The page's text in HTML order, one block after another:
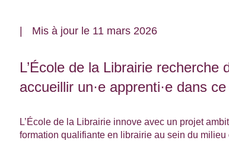
Mis à jour le 11 mars 2026
L’École de la Librairie recherche
accueillir un·e apprenti·e dans
L’École de la Librairie innove avec un projet
formation qualifiante en librairie au sein du milieu